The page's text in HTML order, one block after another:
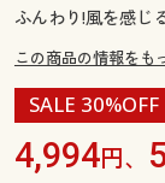
よくある質問
ふんわり!風を感じ
この商品の情報をも
SALE 30%OFF
4,994円、